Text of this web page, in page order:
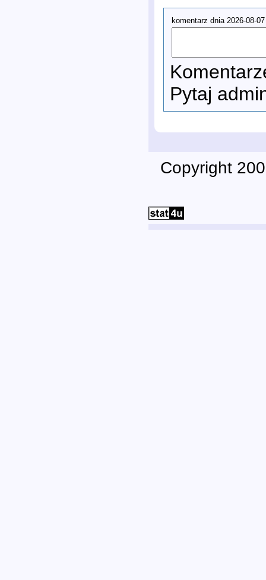
komentarz dnia 2026-08-
Pytaj
Copyright